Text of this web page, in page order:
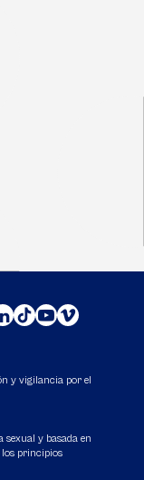
y vigilancia por el
sexual y basada en
principios